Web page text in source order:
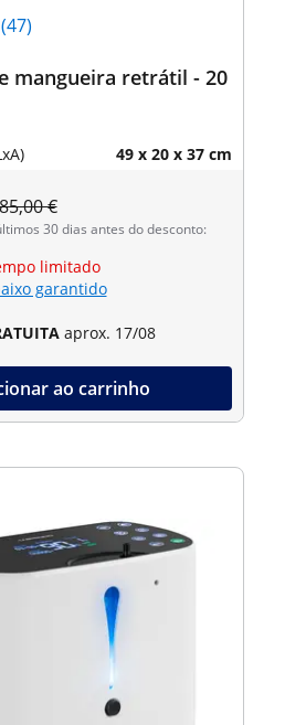
(47)
mangueira retrátil - 20
49 x 20 x 37 cm
€
30 dias antes do desconto:
limitado
garantido
aprox. 17/08
ao carrinho